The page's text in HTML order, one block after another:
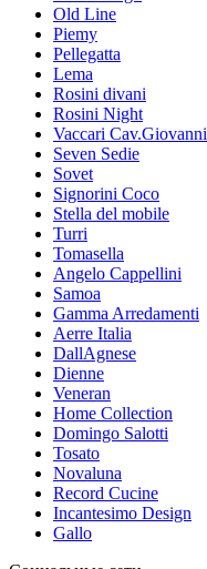
Old Line
Piemy
Pellegatta
Lema
Rosini divani
Rosini Night
Vaccari Cav.Giovanni
Seven Sedie
Sovet
Signorini Coco
Stella del mobile
Turri
Tomasella
Angelo Cappellini
Samoa
Gamma Arredamenti
Aerre Italia
DallAgnese
Dienne
Veneran
Home Collection
Domingo Salotti
Tosato
Novaluna
Record Cucine
Incantesimo Design
Gallo